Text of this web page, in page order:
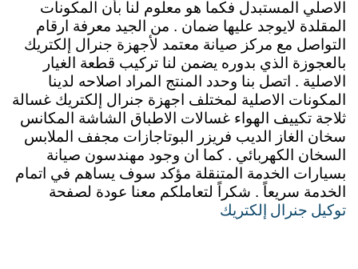
الاصلي المستبدل فكما هو معلوم لنا بأن المكونات
المقلدة لايوجد عليها ضمان . من الجيد معرفة ارقام
التواصل مع مركز صيانة معتمد لأجهزة جنرال إلكتريك
بالعجوزة الذي بدوره يضمن لنا تركيب قطعة الغيار
الاصلية . اتصل بنا وحدد المنتج المراد اصلاحه لدينا
المكونات الاصلية لمختلف اجهزة جنرال إلكتريك غسالة
ثلاجة تكييف الهواء غسالات الاطباق الشاشة المكانس
سخان الغاز الديب فريزر البوتاجازات مجفف الملابس
السخان الكهربائي . كما ان وجود مهندسون صيانة
بسيارات الخدمة المتنقلة مؤكد سوف يساهم في اتمام
الخدمة سريعاً . شكراً لتعاملكم معنا عودة لصفحة
توكيل جنرال إلكتريك